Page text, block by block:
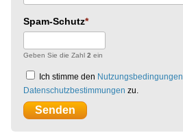
Spam-Schutz
Geben Sie die Zahl 2 ein
Ich stimme den Nutzungsbedingungen
Datenschutzbestimmungen zu.